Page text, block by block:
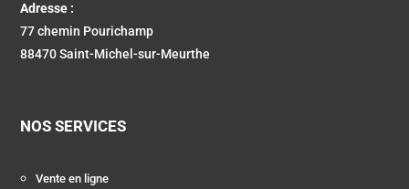
Adresse :
77 chemin Pourichamp
88470 Saint-Michel-sur-Meurthe
NOS SERVICES
Vente en ligne